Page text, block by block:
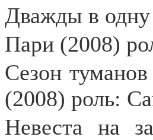
Дважды в одну
Пари (2008)
Сезон
(2008) роль:
Невеста на